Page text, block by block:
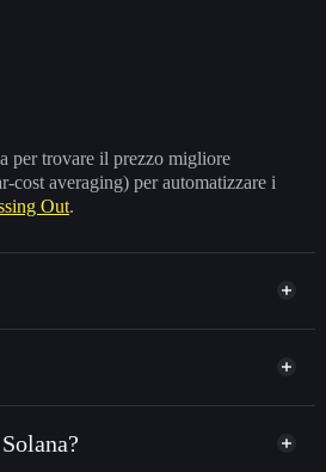
per trovare il prezzo migliore
cost averaging) per automatizzare i
Out.
di altri token Solana al prezzo